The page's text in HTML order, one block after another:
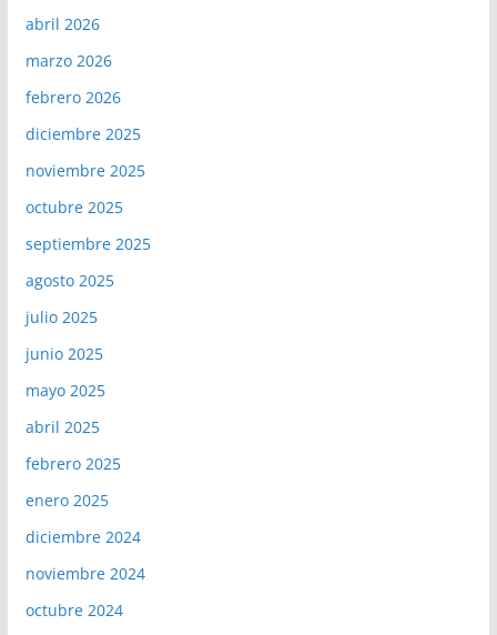
abril 2026
marzo 2026
febrero 2026
diciembre 2025
noviembre 2025
octubre 2025
septiembre 2025
agosto 2025
julio 2025
junio 2025
mayo 2025
abril 2025
febrero 2025
enero 2025
diciembre 2024
noviembre 2024
octubre 2024